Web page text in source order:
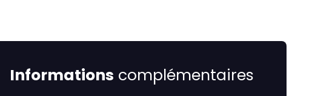
Informations complémentaires